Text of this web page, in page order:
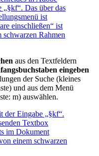
aus den Textfeldern
eingeben
der Suche (kleines
und aus dem Menü
m) auswählen.